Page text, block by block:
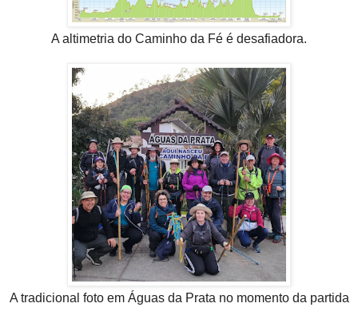
A altimetria do Caminho da Fé é desafiadora.
A tradicional foto em Águas da Prata no momento da partida